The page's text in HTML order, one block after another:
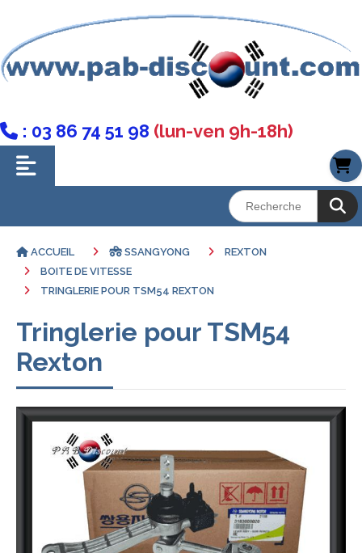
 : 03 86 74 51 98 (lun-ven 9h-18h)
ACCUEIL SSANGYONG
REXTON
BOITE DE VITESSE
TRINGLERIE POUR TSM54 REXTON
Tringlerie pour TSM54
Rexton